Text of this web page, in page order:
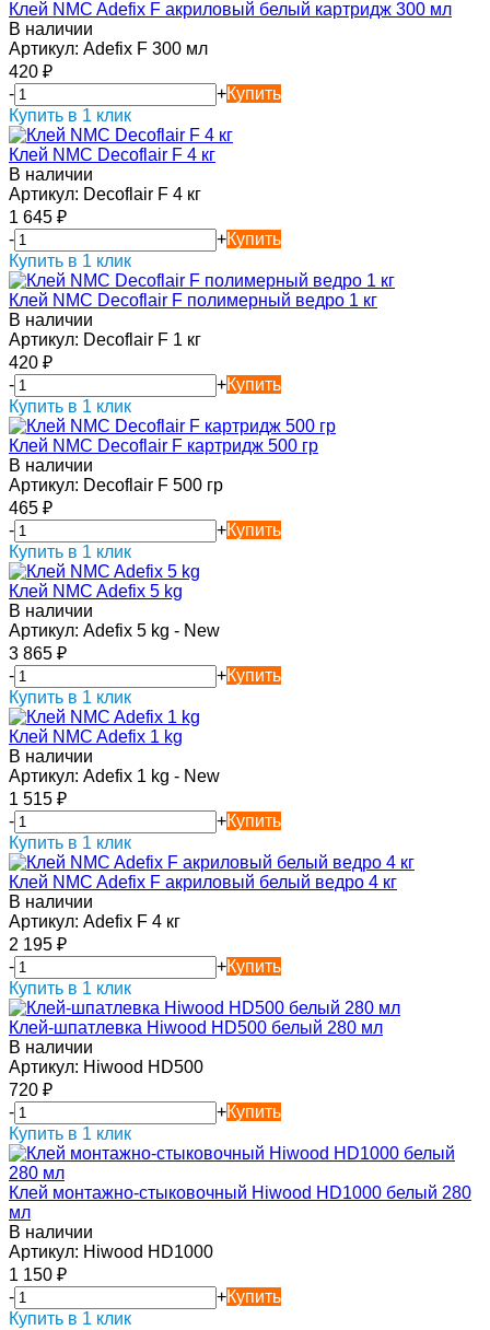
Клей NMC Adefix F акриловый белый картридж 300 мл
В наличии
Артикул: Adefix F 300 мл
420 ₽
-
+Купить
Купить в 1 клик
Клей NMC Decoflair F 4 кг
В наличии
Артикул: Decoflair F 4 кг
1 645 ₽
-
+Купить
Купить в 1 клик
Клей NMC Decoflair F полимерный ведро 1 кг
В наличии
Артикул: Decoflair F 1 кг
420 ₽
-
+Купить
Купить в 1 клик
Клей NMC Decoflair F картридж 500 гр
В наличии
Артикул: Decoflair F 500 гр
465 ₽
-
+Купить
Купить в 1 клик
Клей NMC Adefix 5 kg
В наличии
Артикул: Adefix 5 kg - New
3 865 ₽
-
+Купить
Купить в 1 клик
Клей NMC Adefix 1 kg
В наличии
Артикул: Adefix 1 kg - New
1 515 ₽
-
+Купить
Купить в 1 клик
Клей NMC Adefix F акриловый белый ведро 4 кг
В наличии
Артикул: Adefix F 4 кг
2 195 ₽
-
+Купить
Купить в 1 клик
Клей-шпатлевка Hiwood HD500 белый 280 мл
В наличии
Артикул: Hiwood HD500
720 ₽
-
+Купить
Купить в 1 клик
Клей монтажно-стыковочный Hiwood HD1000 белый 280
мл
В наличии
Артикул: Hiwood HD1000
1 150 ₽
-
+Купить
Купить в 1 клик